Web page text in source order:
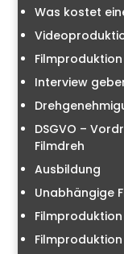
Was kostet
Interview
DSGVO –
Filmdreh
Ausbildung
Unabhängige